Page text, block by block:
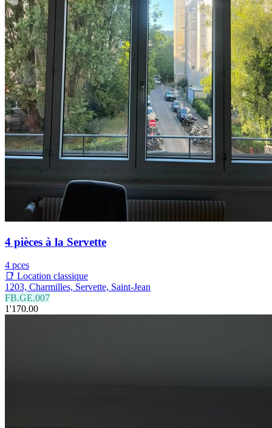
4 pièces à la Servette
4 pces
📑 Location classique
1203, Charmilles, Servette, Saint-Jean
FB.GE.007
1'170.00